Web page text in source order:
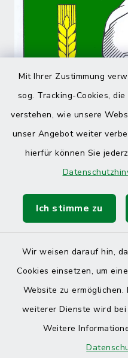
Mit Ihrer Zustimmung
sog. Tracking-Cookies,
verstehen, wie unsere
unser Angebot weiter
hierfür können Sie
Ich stimme zu
Wir weisen darauf hin,
Cookies einsetzen, um
Website zu
weiterer Dienste wird
Weitere